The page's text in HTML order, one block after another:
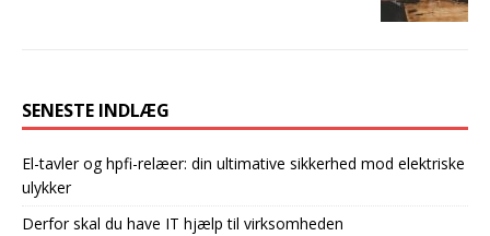
SENESTE INDLÆG
El-tavler og hpfi-relæer: din ultimative sikkerhed mod elektriske
ulykker
Derfor skal du have IT hjælp til virksomheden